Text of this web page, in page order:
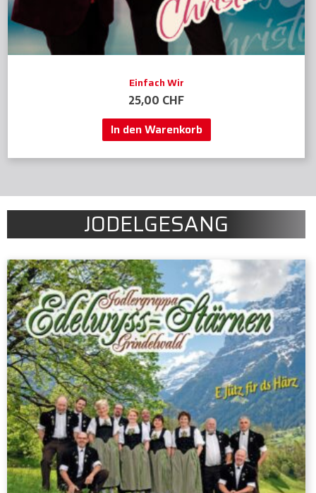
Einfach Wir
25,00 CHF
In den Warenkorb
JODELGESANG